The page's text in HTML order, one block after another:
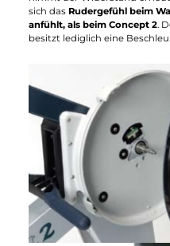
ist der größte
Widerstandes. Das
Widerstandseinstellung
Während beim Concept2
Widerstandsstufen regulie
Aufwand vonnöten.
verändert werden.
voraus zu denken, damit
Training abändern
höhere Dichte als Luft.
zu erreichen müssen Sie
DerWiderstand
ist nicht in Stufen
ausreichend starken
Ausdauertraining.